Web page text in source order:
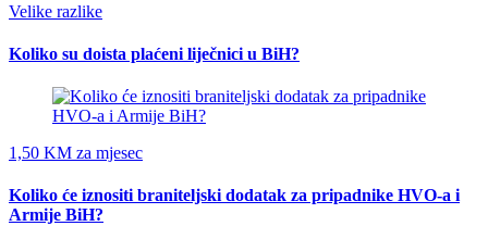
Velike razlike
Koliko su doista plaćeni liječnici u BiH?
1,50 KM za mjesec
Koliko će iznositi braniteljski dodatak za pripadnike HVO-a i
Armije BiH?